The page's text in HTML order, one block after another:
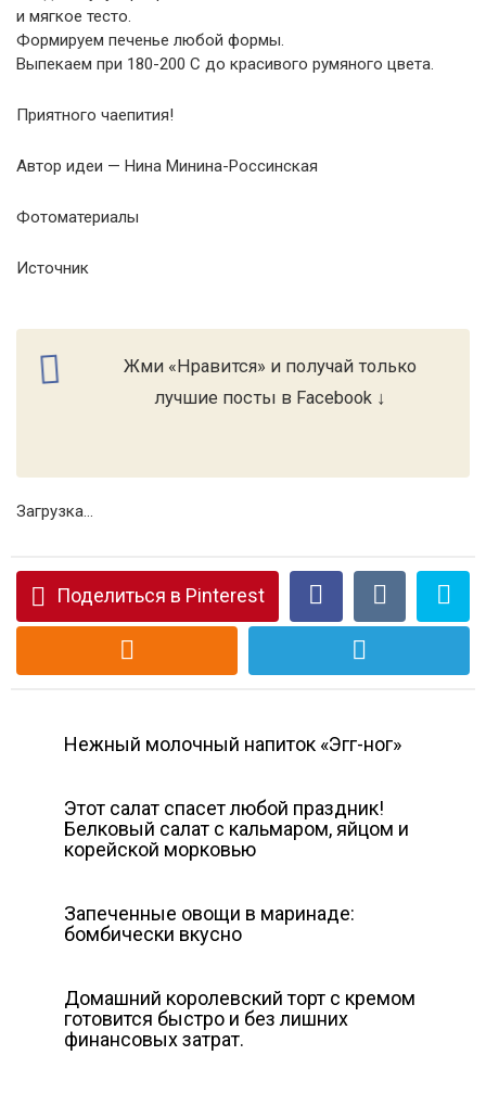
и мягкое тесто.
Формируем печенье любой формы.
Выпекаем при 180-200 С до красивого румяного цвета.
Приятного чаепития!
Автор идеи — Нина Минина-Россинская
Фотоматериалы
Источник
Жми «Нравится» и получай только
лучшие посты в Facebook ↓
Загрузка...
Поделиться в Pinterest
Нежный молочный напиток «Эгг-ног»
Этот салат спасет любой праздник!
Белковый салат с кальмаром, яйцом и
корейской морковью
Запеченные овощи в маринаде:
бомбически вкусно
Домашний королевский торт с кремом
готовится быстро и без лишних
финансовых затрат.